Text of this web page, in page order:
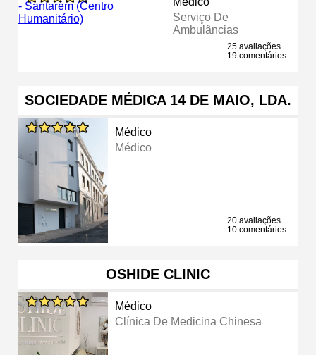
Serviço De
Ambulâncias
25 avaliações
19 comentários
SOCIEDADE MÉDICA 14 DE MAIO, LDA.
Médico
Médico
20 avaliações
10 comentários
OSHIDE CLINIC
Médico
Clínica De Medicina Chinesa